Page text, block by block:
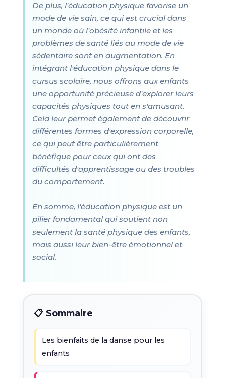
De plus, l'éducation physique favorise un
mode de vie sain, ce qui est crucial dans
un monde où l'obésité infantile et les
problèmes de santé liés au mode de vie
sédentaire sont en augmentation. En
intégrant l'éducation physique dans le
cursus scolaire, nous offrons aux enfants
une opportunité précieuse d'explorer leurs
capacités physiques tout en s'amusant.
Cela leur permet également de découvrir
différentes formes d'expression corporelle,
ce qui peut être particulièrement
bénéfique pour ceux qui ont des
difficultés d'apprentissage ou des troubles
du comportement.
En somme, l'éducation physique est un
pilier fondamental qui soutient non
seulement la santé physique des enfants,
mais aussi leur bien-être émotionnel et
social.
📋 Sommaire
Les bienfaits de la danse pour les
enfants